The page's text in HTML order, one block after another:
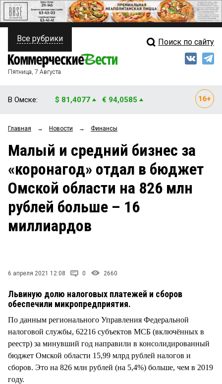
ПОЛИТИКА
ФИНАНСЫ
ОБЩЕСТВО
ЗАКОН
НОВОСТИ КОМПАНИЙ
ПРОИСШЕСТВИЯ
СТИЛЬ ЖИЗНИ
Свежий выпуск
Рейтинги
Блоги
Архив
Все рубрики Поиск по сайту
Пятница, 7 Августа
В Омске: $ 81,4077 € 94,0585
Главная → Новости → Финансы
Малый и средний бизнес за
«коронагод» отдал в бюджет
Омской области на 826 млн
рублей больше – 16
миллиардов
6 апреля 2021 12:08 0 2660
Львиную долю налоговых платежей и сборов
обеспечили микропредприятия.
По данным регионального Управления Федеральной
налоговой службы, 62216 субъектов МСБ (включённых в
реестр) за минувший год направили в консолидированный
бюджет Омской области 15,99 млрд рублей налогов и
сборов. Это на 826 млн рублей (на 5,4%) больше, чем в 2019
году.